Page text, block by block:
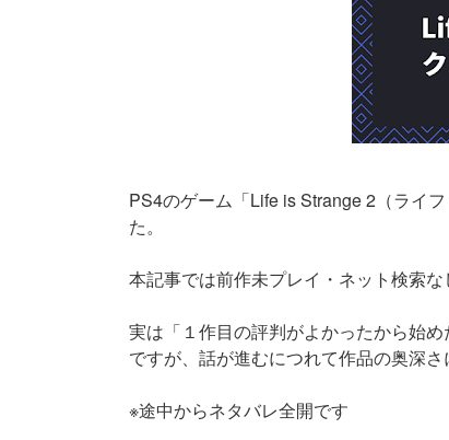
PS4のゲーム「Life is Strange 2（ライ
た。
本記事では前作未プレイ・ネット検索な
実は「１作目の評判がよかったから始
ですが、話が進むにつれて作品の奥深
※途中からネタバレ全開です